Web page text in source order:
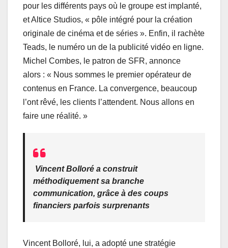
pour les différents pays où le groupe est implanté,
et Altice Studios, « pôle intégré pour la création
originale de cinéma et de séries ». Enfin, il rachète
Teads, le numéro un de la publicité vidéo en ligne.
Michel Combes, le patron de SFR, annonce
alors : « Nous sommes le premier opérateur de
contenus en France. La convergence, beaucoup
l’ont rêvé, les clients l’attendent. Nous allons en
faire une réalité. »
Vincent Bolloré a construit
méthodiquement sa branche
communication, grâce à des coups
financiers parfois surprenants
Vincent Bolloré, lui, a adopté une stratégie